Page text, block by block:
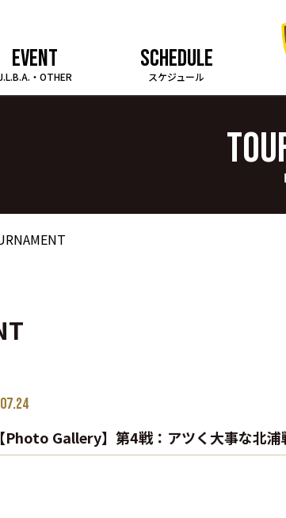
EVENT
・OTHER
SCHEDULE
スケジュール
【Photo Gallery】第4戦：アツく大事な北浦